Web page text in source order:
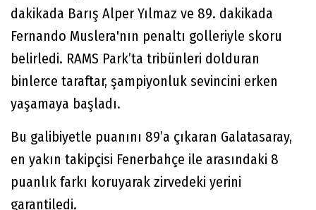
dakikada Barış Alper Yılmaz ve 89. dakikada
Fernando Muslera'nın penaltı golleriyle skoru
belirledi. RAMS Park’ta tribünleri dolduran
binlerce taraftar, şampiyonluk sevincini erken
yaşamaya başladı.
Bu galibiyetle puanını 89’a çıkaran Galatasaray,
en yakın takipçisi Fenerbahçe ile arasındaki 8
puanlık farkı koruyarak zirvedeki yerini
garantiledi.